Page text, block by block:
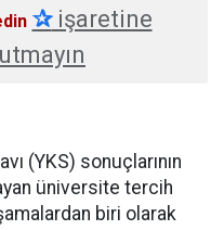
✰işaretine
(YKS) sonuçlarının
üniversite tercih
biri olarak